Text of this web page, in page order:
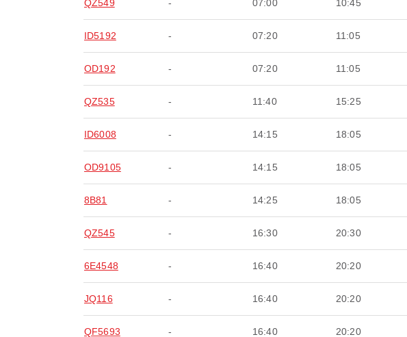
QZ549 - 07:00 10:45
ID5192 - 07:20 11:05
OD192 - 07:20 11:05
QZ535 - 11:40 15:25
ID6008 - 14:15 18:05
OD9105 - 14:15 18:05
8B81 - 14:25 18:05
QZ545 - 16:30 20:30
6E4548 - 16:40 20:20
JQ116 - 16:40 20:20
QF5693 - 16:40 20:20